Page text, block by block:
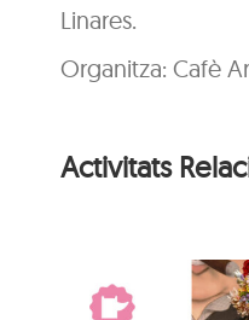
Linares.
Organitza: Cafè
Activitats